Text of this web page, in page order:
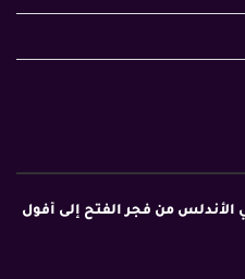
الأندلس من فجر الفتح إلى أفول